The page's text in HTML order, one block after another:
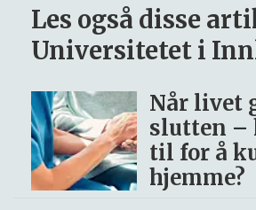
Les også disse
Universitetet i
Når livet
slutten –
til for å
hjemme?